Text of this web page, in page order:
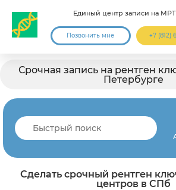
Единый центр записи на
Позвонить мне +7 (812)
Срочная запись на рентген
Петербурге
Сделать срочный рентген
центров в СПб